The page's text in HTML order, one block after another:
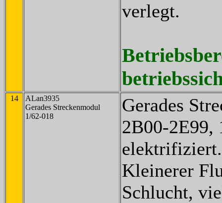
verlegt.
14
ALan3935
Gerades Streckenmodul
1/62-018
Gerades
2B00-2E99,
elektrifiziert.
Kleinerer
Schlucht,